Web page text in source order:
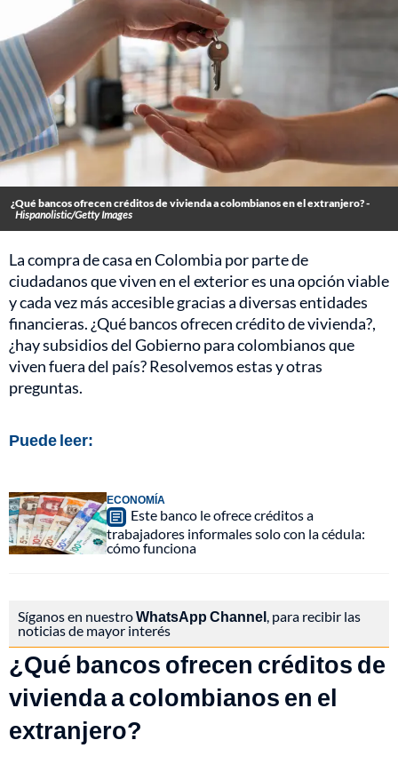
¿Qué bancos ofrecen créditos de vivienda a colombianos en el extranjero? -
Hispanolistic/Getty Images
La compra de casa en Colombia por parte de
ciudadanos que viven en el exterior es una opción viable
y cada vez más accesible gracias a diversas entidades
financieras. ¿Qué bancos ofrecen crédito de vivienda?,
¿hay subsidios del Gobierno para colombianos que
viven fuera del país? Resolvemos estas y otras
preguntas.
Puede leer:
ECONOMÍA
Este banco le ofrece créditos a
trabajadores informales solo con la cédula:
cómo funciona
Síganos en nuestroWhatsApp Channel, para recibir las
noticias de mayor interés
¿Qué bancos ofrecen créditos de
vivienda a colombianos en el
extranjero?